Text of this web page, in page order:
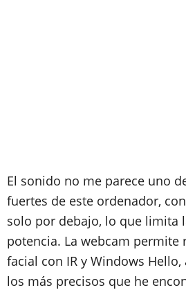
El sonido no me parece uno
fuertes de este ordenador,
solo por debajo, lo que limita
potencia. La webcam permite
facial con IR y Windows
los más precisos que he